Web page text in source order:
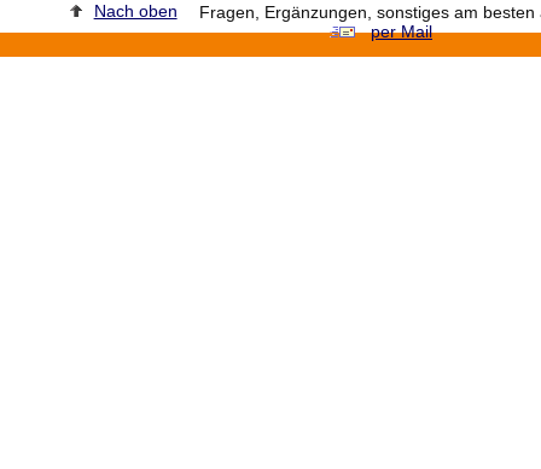
Nach oben
Fragen, Ergänzungen, sonstiges am
per Mail